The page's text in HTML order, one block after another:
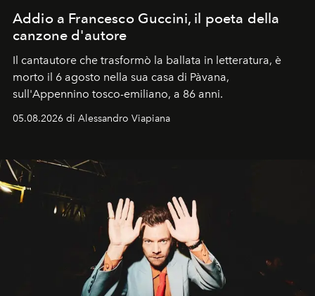
Addio a Francesco Guccini, il poeta della
canzone d'autore
Il cantautore che trasformò la ballata in letteratura, è
morto il 6 agosto nella sua casa di Pàvana,
sull'Appennino tosco-emiliano, a 86 anni.
05.08.2026 di Alessandro Viapiana